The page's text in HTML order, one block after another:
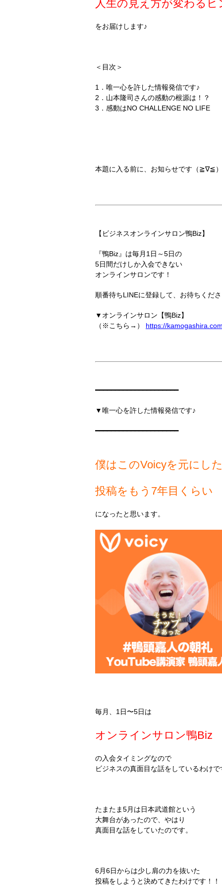
人生の見え方が変わるヒ
をお届けします♪
＜目次＞
1．唯一心を許した情報発信です♪
2．山本隆司さんの感動の根源は！？
3．感動はNO CHALLENGE NO LIFE
本題に入る前に、お知らせです（≧∇≦
【ビジネスオンラインサロン鴨Biz】
『鴨Biz』は毎月1日～5日の
5日間だけしか入会できない
オンラインサロンです！
順番待ちLINEに登録して、お待ちくだ
▼オンラインサロン【鴨Biz】
（※こちら→） https://
━━━━━━━━━━━━━━━━━━━━━
▼唯一心を許した情報発信です♪
━━━━━━━━━━━━━━━━━━━━━
僕はこのVoicyを元にし
投稿をもう7年目くらい
になったと思います。
毎月、1日〜5日は
オンラインサロン鴨Biz
の入会タイミングなので
ビジネスの真面目な話をしているわけで
たまたま5月は日本武道館という
大舞台があったので、やはり
真面目な話をしていたのです。
6月6日からは少し肩の力を抜いた
投稿をしようと決めてきたわけです！！